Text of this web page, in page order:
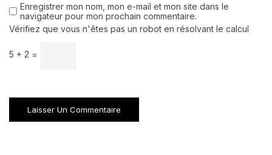
Enregistrer mon nom, mon e-mail et mon site dans le
navigateur pour mon prochain commentaire.
Vérifiez que vous n'êtes pas un robot en résolvant le calcul
5 + 2 =